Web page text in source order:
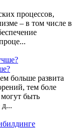
процессов,
– в том числе в
больше развита
тем боле
быть